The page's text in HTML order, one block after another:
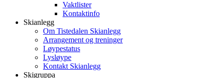
Vaktlister
Kontaktinfo
Skianlegg
Om Tistedalen Skianlegg
Arrangement og treninger
Løypestatus
Lysløype
Kontakt Skianlegg
Skigruppa